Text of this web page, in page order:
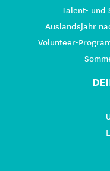
Talent- und
Auslandsjahr
Volunteer-